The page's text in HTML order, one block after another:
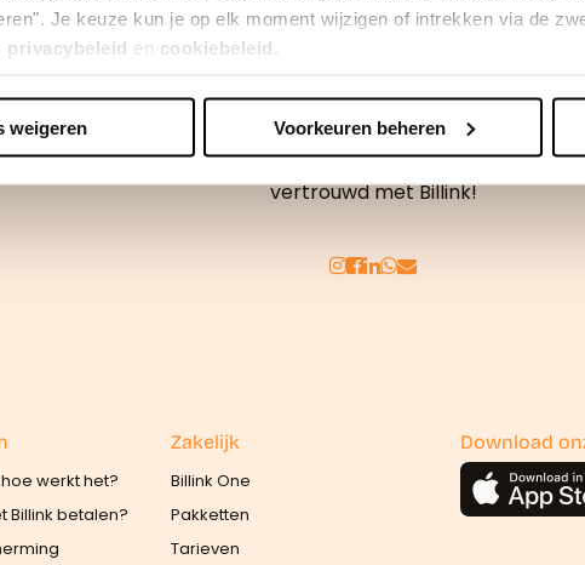
Je keuze kun je op elk moment wijzigen of intrekken via de
privacybeleid en cookiebeleid.
met42 derden die uw gegevens kunnen ontvangen en verwerken.
weigeren Voorkeuren beheren
Achteraf betalen doe je veilig en
vertrouwd met Billink!
werkt het?
Billink betalen?
Zakelijk
Billink One
Pakketten
Tarieven
Download